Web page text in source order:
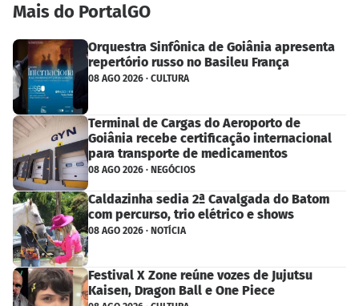
Mais do PortalGO
Orquestra Sinfônica de Goiânia apresenta
repertório russo no Basileu França
08 AGO 2026 · CULTURA
Terminal de Cargas do Aeroporto de
Goiânia recebe certificação internacional
para transporte de medicamentos
08 AGO 2026 · NEGÓCIOS
Caldazinha sedia 2ª Cavalgada do Batom
com percurso, trio elétrico e shows
08 AGO 2026 · NOTÍCIA
Festival X Zone reúne vozes de Jujutsu
Kaisen, Dragon Ball e One Piece